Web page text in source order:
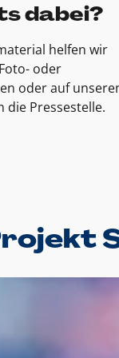
dabei?
helfen wir
oder
oder auf
die Pressestelle.